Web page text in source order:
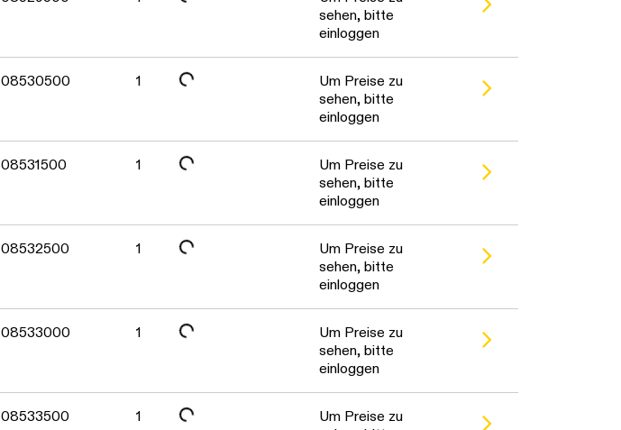
Daten werden geladen. Bitte warten...
sehen, bitte
einloggen
08530500 1
Daten werden geladen. Bitte warten...
Um Preise zu
sehen, bitte
einloggen
08531500 1
Daten werden geladen. Bitte warten...
Um Preise zu
sehen, bitte
einloggen
08532500 1
Daten werden geladen. Bitte warten...
Um Preise zu
sehen, bitte
einloggen
08533000 1
Um Preise zu
sehen, bitte
einloggen
08533500 1
Um Preise zu